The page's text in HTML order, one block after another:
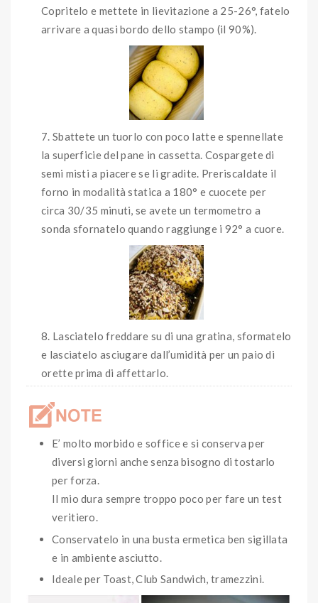
Copritelo e mettete in lievitazione a 25-26°, fatelo
arrivare a quasi bordo dello stampo (il 90%).
Sbattete un tuorlo con poco latte e spennellate
la superficie del pane in cassetta. Cospargete di
semi misti a piacere se li gradite. Preriscaldate il
forno in modalità statica a 180° e cuocete per
circa 30/35 minuti, se avete un termometro a
sonda sfornatelo quando raggiunge i 92° a cuore.
Lasciatelo freddare su di una gratina, sformatelo
e lasciatelo asciugare dall’umidità per un paio di
orette prima di affettarlo.
E’ molto morbido e soffice e si conserva per
diversi giorni anche senza bisogno di tostarlo
per forza.
Il mio dura sempre troppo poco per fare un test
veritiero.
Conservatelo in una busta ermetica ben sigillata
e in ambiente asciutto.
Ideale per Toast, Club Sandwich, tramezzini.